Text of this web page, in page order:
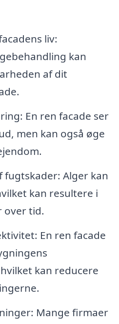
liv:
kan
af dit
En ren facade ser
men kan også øge
fugtskader: Alger kan
kan resultere i
over tid.
En ren facade
kan reducere
Mange firmaer